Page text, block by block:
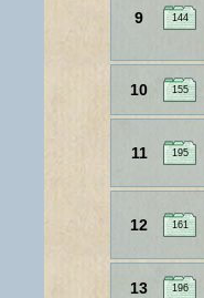
9 144
10 155
11 195
12 161
13 196